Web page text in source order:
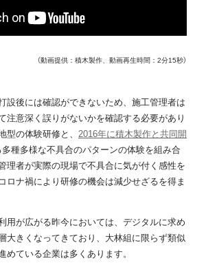
（動画提供：積木製作、動画再生時間：2分15秒）
設後には確認ができないため、施工管理者は
注意深く誤りがないかを確認する必要があり
型の体験研修と、 2016年に積木製作と共同開
多種多様な不具合のパターンの体験を組み合
理者が実際の現場で不具合に気が付く感性を
ロナ禍により研修の機会は減少せざるを得ま
用が広がる昨今においては、デジタルに求め
大きくなってきており、大林組に限らず類似
めている企業は多くあります。